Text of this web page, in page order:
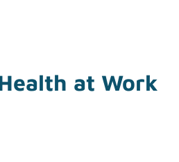
at Work